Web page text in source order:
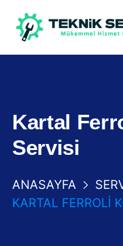
Kartal
Servisi
ANASAYFA
KARTAL FERROLI